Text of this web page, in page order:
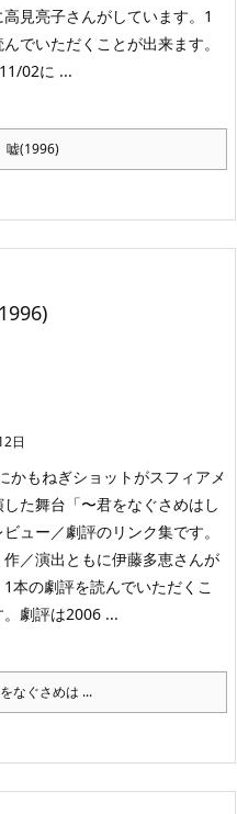
見亮子さんがしています。1
でいただくことが出来ます。
02に ...
嘘(1996)
日
かもねぎショットがスフィアメ
た舞台「〜君をなぐさめはし
ュー／劇評のリンク集です。
／演出ともに伊藤多恵さんが
1本の劇評を読んでいただくこ
。劇評は2006 ...
なぐさめは ...